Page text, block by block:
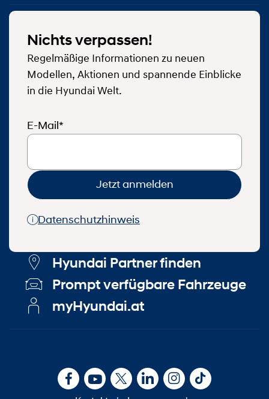
Nichts verpassen!
Regelmäßige Informationen zu neuen
Modellen, Aktionen und spannende Einblicke
in die Hyundai Welt.
E-Mail*
Jetzt anmelden
Datenschutzhinweis
Hyundai Partner finden
Prompt verfügbare Fahrzeuge
myHyundai.at